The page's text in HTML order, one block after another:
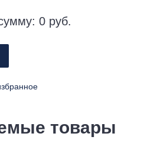
0руб.
товары